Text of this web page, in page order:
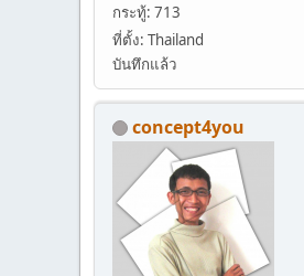
กระทู้: 713
ที่ตั้ง: Thailand
บันทึกแล้ว
concept4you